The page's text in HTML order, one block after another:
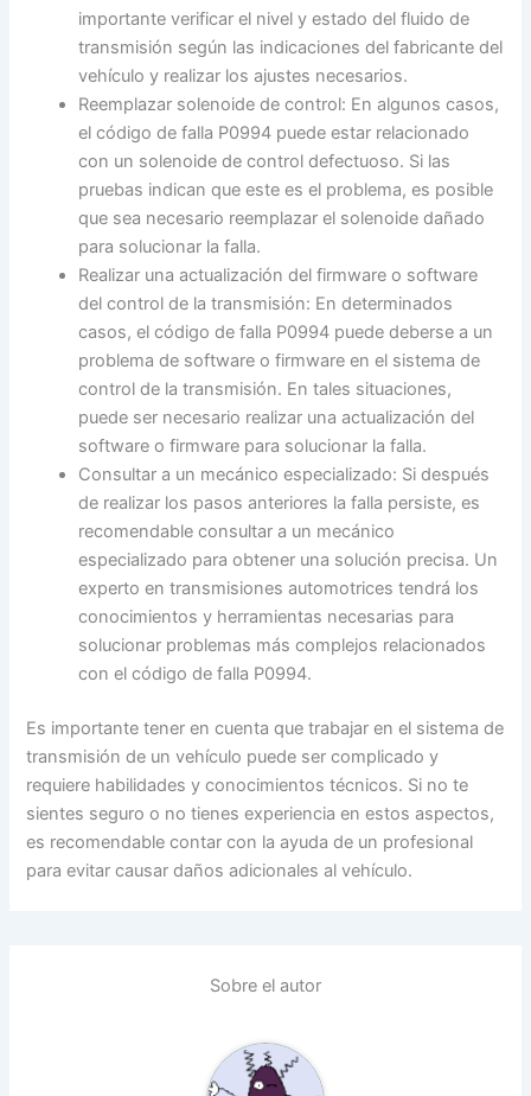
importante verificar el nivel y estado del fluido de
transmisión según las indicaciones del fabricante del
vehículo y realizar los ajustes necesarios.
Reemplazar solenoide de control: En algunos casos,
el código de falla P0994 puede estar relacionado
con un solenoide de control defectuoso. Si las
pruebas indican que este es el problema, es posible
que sea necesario reemplazar el solenoide dañado
para solucionar la falla.
Realizar una actualización del firmware o software
del control de la transmisión: En determinados
casos, el código de falla P0994 puede deberse a un
problema de software o firmware en el sistema de
control de la transmisión. En tales situaciones,
puede ser necesario realizar una actualización del
software o firmware para solucionar la falla.
Consultar a un mecánico especializado: Si después
de realizar los pasos anteriores la falla persiste, es
recomendable consultar a un mecánico
especializado para obtener una solución precisa. Un
experto en transmisiones automotrices tendrá los
conocimientos y herramientas necesarias para
solucionar problemas más complejos relacionados
con el código de falla P0994.
Es importante tener en cuenta que trabajar en el sistema de
transmisión de un vehículo puede ser complicado y
requiere habilidades y conocimientos técnicos. Si no te
sientes seguro o no tienes experiencia en estos aspectos,
es recomendable contar con la ayuda de un profesional
para evitar causar daños adicionales al vehículo.
Sobre el autor